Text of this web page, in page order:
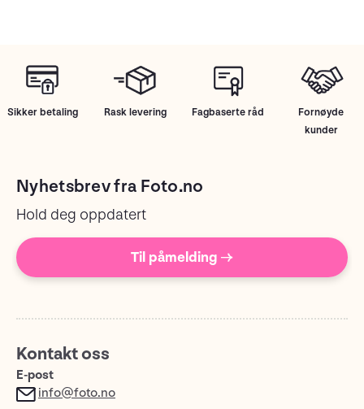
Sikker betaling Rask levering Fagbaserte råd
Fornøyde
kunder
Nyhetsbrev fra Foto.no
Hold deg oppdatert
Til påmelding →
Kontakt oss
E-post
info@foto.no